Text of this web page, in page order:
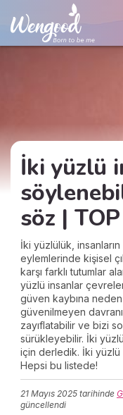
İki yüzlü
söz |
İki yüzlülük,
eylemlerinde kişisel
karşı farklı tutumlar
yüzlü insanlar
güven kaybına
güvenilmeyen
zayıflatabilir ve bizi
sürükleyebilir. İki
için derledik. İki yüzlü
Hepsi bu listede!
21 Mayıs 2025 tarihinde
güncellendi